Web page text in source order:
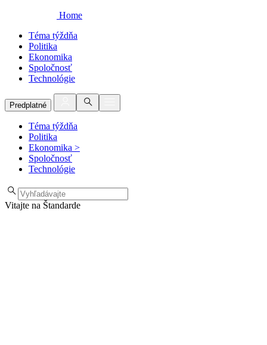
Home
Téma týždňa
Politika
Ekonomika
Spoločnosť
Technológie
Predplatné
Téma týždňa
Politika
Ekonomika >
Spoločnosť
Technológie
Vitajte na Štandarde